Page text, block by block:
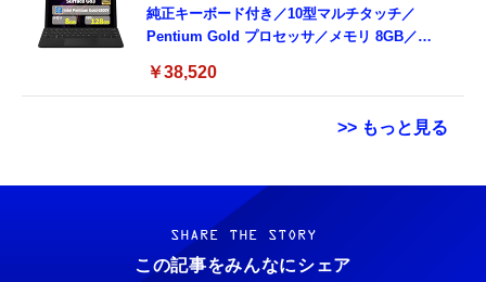
純正キーボード付き／10型マルチタッチ／
Pentium Gold プロセッサ／メモリ 8GB／
Bluetooth5.0／USB-C／1080p顔認証カメラ
￥38,520
>> もっと見る
Grithope イヤホン タイプC【2026新モデル
耐久性】 有線イヤホン マイク付き HiFi音質
ノイズ低減 重低音 遅延なし
￥949
霊界コミュニケーションロボット BAKETAN
WARASHI ばけたん ワラシ 改 KAI
￥5,400
SHARE THE STORY
この記事をみんなにシェア